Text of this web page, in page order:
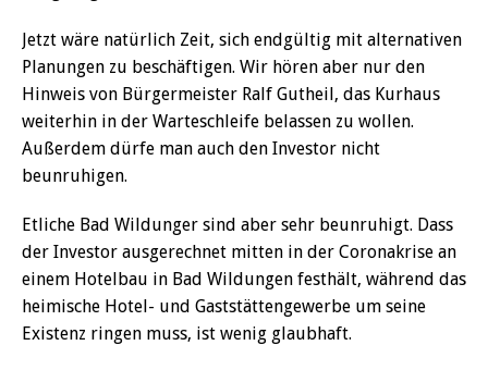
Jetzt wäre natürlich Zeit, sich endgültig mit alternativen
Planungen zu beschäftigen. Wir hören aber nur den
Hinweis von Bürgermeister Ralf Gutheil, das Kurhaus
weiterhin in der Warteschleife belassen zu wollen.
Außerdem dürfe man auch den Investor nicht
beunruhigen.
Etliche Bad Wildunger sind aber sehr beunruhigt. Dass
der Investor ausgerechnet mitten in der Coronakrise an
einem Hotelbau in Bad Wildungen festhält, während das
heimische Hotel- und Gaststättengewerbe um seine
Existenz ringen muss, ist wenig glaubhaft.